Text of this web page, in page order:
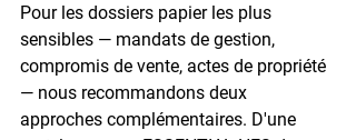
Pour les dossiers papier les plus
sensibles — mandats de gestion,
compromis de vente, actes de propriété
— nous recommandons deux
approches complémentaires. D'une